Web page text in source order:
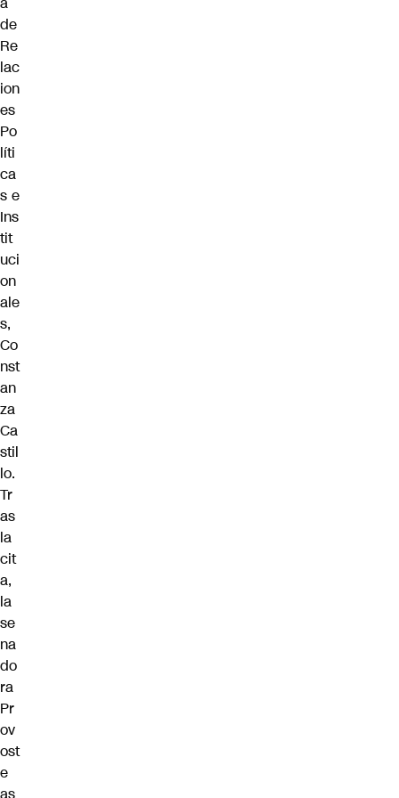
de
Re
lac
ion
es
Po
líti
ca
s e
Ins
tit
uci
on
ale
s,
Co
nst
an
za
Ca
stil
lo.
Tr
as
la
cit
a,
la
se
na
do
ra
Pr
ov
ost
e
as